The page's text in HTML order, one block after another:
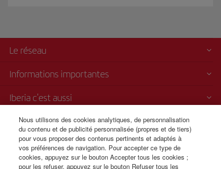
Le réseau
Informations importantes
Iberia c'est aussi
Transparence
Vente par téléphone
+32 0 2 585 51 98
Nous utilisons des cookies analytiques, de personnalisation
du contenu et de publicité personnalisée (propres et de tiers)
pour vous proposer des contenus pertinents et adaptés à
vos préférences de navigation. Pour accepter ce type de
cookies, appuyez sur le bouton Accepter tous les cookies ;
pour les refuser, appuyez sur le bouton Refuser tous les